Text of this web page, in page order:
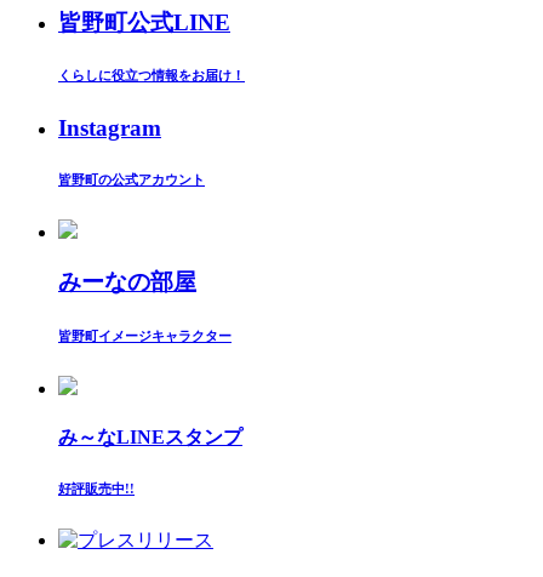
皆野町公式LINE
くらしに役立つ情報をお届け！
Instagram
皆野町の公式アカウント
みーなの部屋
皆野町イメージキャラクター
み～なLINEスタンプ
好評販売中!!